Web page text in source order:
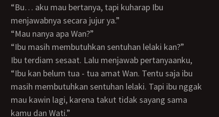
“Bu… aku mau bertanya, tapi kuharap Ibu
menjawabnya secara jujur ya.”
“Mau nanya apa Wan?”
“Ibu masih membutuhkan sentuhan lelaki kan?”
Ibu terdiam sesaat. Lalu menjawab pertanyaanku,
“Ibu kan belum tua - tua amat Wan. Tentu saja ibu
masih membutuhkan sentuhan lelaki. Tapi ibu nggak
mau kawin lagi, karena takut tidak sayang sama
kamu dan Wati.”